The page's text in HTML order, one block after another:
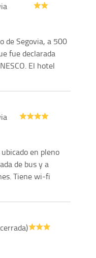
de Segovia, a 500
fue declarada
El hotel
en pleno
de bus y a
Tiene wi-fi